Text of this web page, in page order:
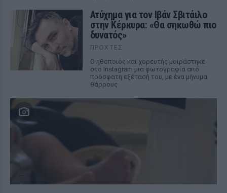
Ατύχημα για τον Ιβάν Σβιτάιλο
στην Κέρκυρα: «Θα σηκωθώ πιο
δυνατός»
ΠΡΟΧΤΈΣ
Ο ηθοποιός και χορευτής μοιράστηκε
στο Instagram μια φωτογραφία από
πρόσφατη εξέτασή του, με ένα μήνυμα
θάρρους